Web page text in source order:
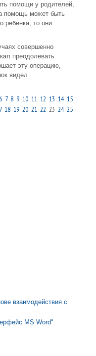
помощи у родителей,
помощь может быть
ребенка, то они
совершенно
преодолевать
эту операцию,
видел
6 7 8 9 10 11 12 13 14 15
18 19 20 21 22 23 24 25
взаимодействия с
MS Word"